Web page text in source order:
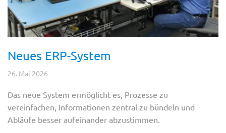
Neues ERP-System
26. Mai 2026
Das neue System ermöglicht es, Prozesse zu
vereinfachen, Informationen zentral zu bündeln und
Abläufe besser aufeinander abzustimmen.